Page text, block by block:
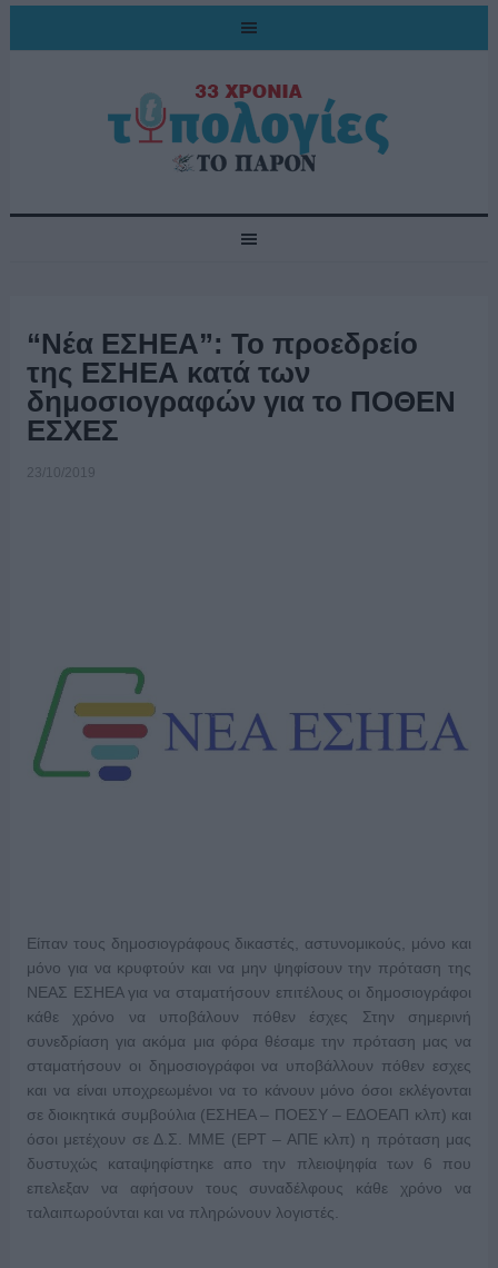
“Νέα ΕΣΗΕΑ”: Το προεδρείο
της ΕΣΗΕΑ κατά των
δημοσιογραφών για το ΠΟΘΕΝ
ΕΣΧΕΣ
23/10/2019
Είπαν τους δημοσιογράφους δικαστές, αστυνομικούς, μόνο και
μόνο για να κρυφτούν και να μην ψηφίσουν την πρόταση της
ΝΕΑΣ ΕΣΗΕΑ για να σταματήσουν επιτέλους οι δημοσιογράφοι
κάθε χρόνο να υποβάλουν πόθεν έσχες Στην σημερινή
συνεδρίαση για ακόμα μια φόρα θέσαμε την πρόταση μας να
σταματήσουν οι δημοσιογράφοι να υποβάλλουν πόθεν εσχες
και να είναι υποχρεωμένοι να το κάνουν μόνο όσοι εκλέγονται
σε διοικητικά συμβούλια (ΕΣΗΕΑ – ΠΟΕΣΥ – ΕΔΟΕΑΠ κλπ) και
όσοι μετέχουν σε Δ.Σ. ΜΜΕ (ΕΡΤ – ΑΠΕ κλπ) η πρόταση μας
δυστυχώς καταψηφίστηκε απο την πλειοψηφία των 6 που
επελεξαν να αφήσουν τους συναδέλφους κάθε χρόνο να
ταλαιπωρούνται και να πληρώνουν λογιστές.